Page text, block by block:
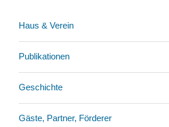
Haus & Verein
Publikationen
Geschichte
Gäste, Partner, Förderer